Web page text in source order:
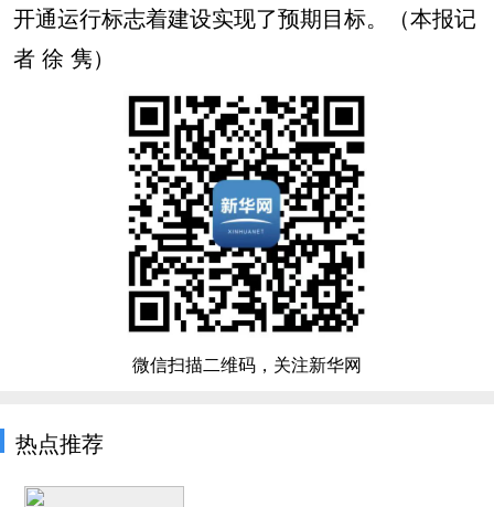
开通运行标志着建设实现了预期目标。（本报记
者 徐 隽）
微信扫描二维码，关注新华网
热点推荐